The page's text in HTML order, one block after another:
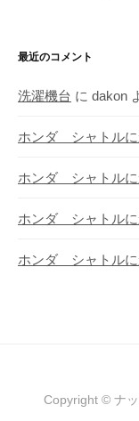
最近のコメント
洗濯機台 に dakon
ホンダ シャトルに
ホンダ シャトルに
ホンダ シャトルに
ホンダ シャトルに
Copyright © ナ